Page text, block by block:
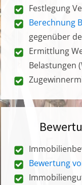
Festlegung
Berechnung
gegenüber
Ermittlung
Belastungen
Bewertung